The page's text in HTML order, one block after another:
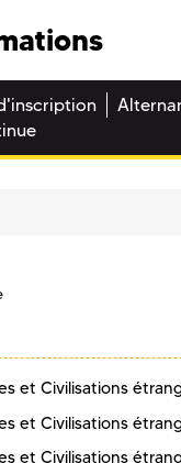
et Civilisations
et Civilisations
et Civilisations